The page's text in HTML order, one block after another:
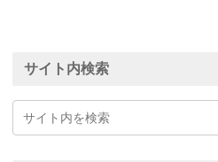
サイト内検索